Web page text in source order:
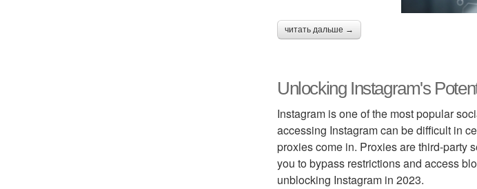
читать дальше →
Unlocking Instagram's
Instagram is one of the most popular
accessing Instagram can be difficult in
proxies come in. Proxies are third-party
you to bypass restrictions and access
unblocking Instagram in 2023.